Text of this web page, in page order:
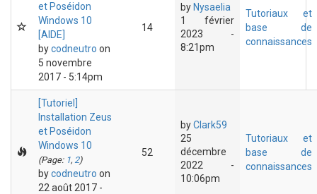
et Poséidon
Windows 10
[AIDE]
bycodneutro on
5 novembre
2017 - 5:14pm
14
by Nysaelia
1 février
2023 -
8:21pm
Tutoriaux et
base de
connaissances
[Tutoriel]
Installation Zeus
et Poséidon
Windows 10
(Page: 1, 2)
bycodneutro on
22 août 2017 -
52
byClark59
25
décembre
2022 -
10:06pm
Tutoriaux et
base de
connaissances